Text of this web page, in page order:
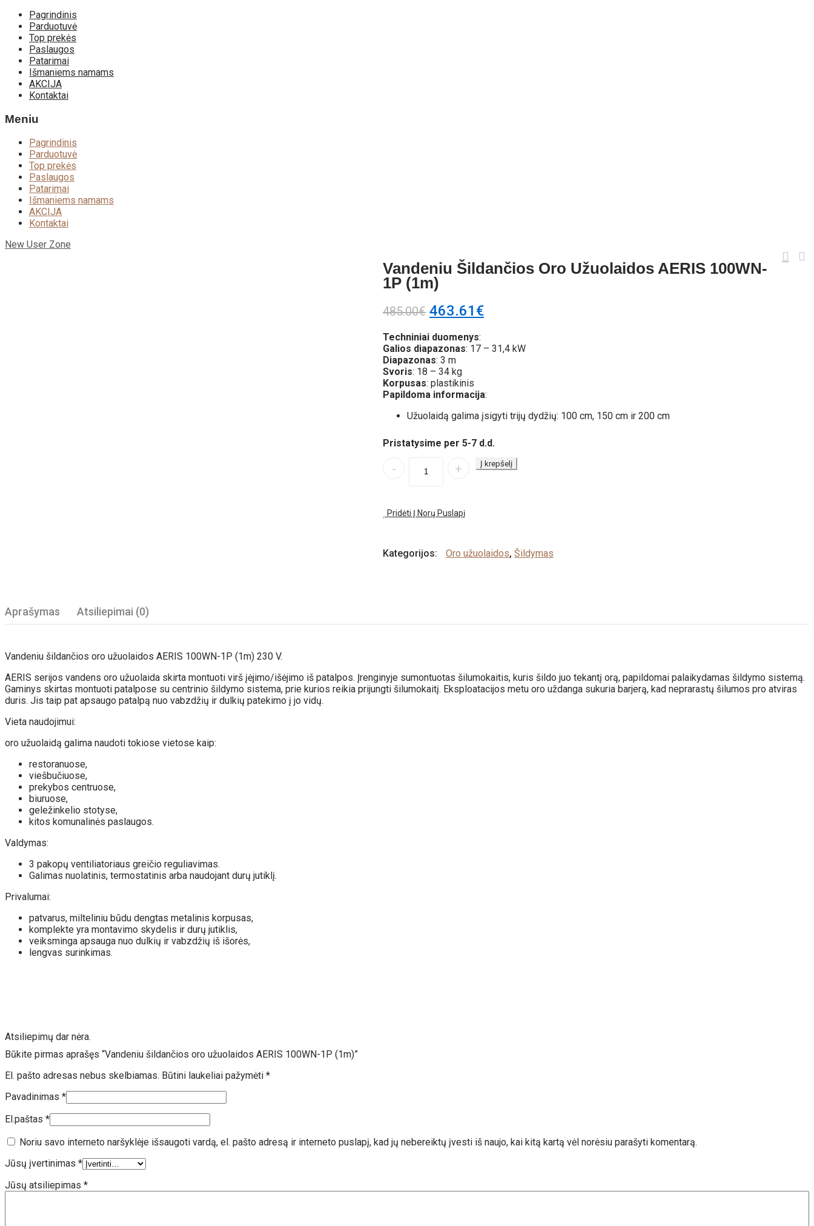
Skip
content
Pagrindinis
Parduotuvė
Top prekės
Paslaugos
Patarimai
Išmaniems namams
AKCIJA
Kontaktai
Meniu
Pagrindinis
Parduotuvė
Top prekės
Paslaugos
Patarimai
Išmaniems namams
AKCIJA
Kontaktai
New User Zone
Vandeniu Šildančios Oro Užuolaidos AERIS 100WN-
1P (1m)
485.00€ 463.61 €
Techniniai duomenys:
Galios diapazonas: 17 – 31,4 kW
Diapazonas: 3 m
Svoris: 18 – 34 kg
Korpusas: plastikinis
Papildoma informacija:
Užuolaidą galima įsigyti trijų dydžių: 100 cm, 150 cm ir 200 cm
Pristatysime per 5-7 d.d.
Į krepšelį
Pridėti Į Norų Puslapį
Kategorijos: Oro užuolaidos,Šildymas
Aprašymas Atsiliepimai (0)
Vandeniu šildančios oro užuolaidos AERIS 100WN-1P (1m) 230 V.
AERIS serijos vandens oro užuolaida skirta montuoti virš įėjimo/išėjimo iš patalpos. Įrenginyje sumontuotas šilumokaitis, kuris šildo juo tekantį orą, papildomai palaikydamas šildymo sistemą.
Gaminys skirtas montuoti patalpose su centrinio šildymo sistema, prie kurios reikia prijungti šilumokaitį. Eksploatacijos metu oro uždanga sukuria barjerą, kad neprarastų šilumos pro atviras
duris. Jis taip pat apsaugo patalpą nuo vabzdžių ir dulkių patekimo į jo vidų.
Vieta naudojimui:
oro užuolaidą galima naudoti tokiose vietose kaip:
restoranuose,
viešbučiuose,
prekybos centruose,
biuruose,
geležinkelio stotyse,
kitos komunalinės paslaugos.
Valdymas:
3 pakopų ventiliatoriaus greičio reguliavimas.
Galimas nuolatinis, termostatinis arba naudojant durų jutiklį.
Privalumai:
patvarus, milteliniu būdu dengtas metalinis korpusas,
komplekte yra montavimo skydelis ir durų jutiklis,
veiksminga apsauga nuo dulkių ir vabzdžių iš išorės,
lengvas surinkimas.
Atsiliepimų dar nėra.
Būkite pirmas aprašęs “Vandeniu šildančios oro užuolaidos AERIS 100WN-1P (1m)”
El. pašto adresas nebus skelbiamas. Būtini laukeliai pažymėti *
Pavadinimas *
El.paštas *
Noriu savo interneto naršyklėje išsaugoti vardą, el. pašto adresą ir interneto puslapį, kad jų nebereiktų įvesti iš naujo, kai kitą kartą vėl norėsiu parašyti komentarą.
Jūsų įvertinimas *
Jūsų atsiliepimas *